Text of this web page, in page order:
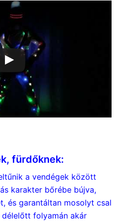
fürdőknek:
a vendégek között
karakter bőrébe bújva,
és garantáltan mosolyt csal
délelőtt folyamán akár